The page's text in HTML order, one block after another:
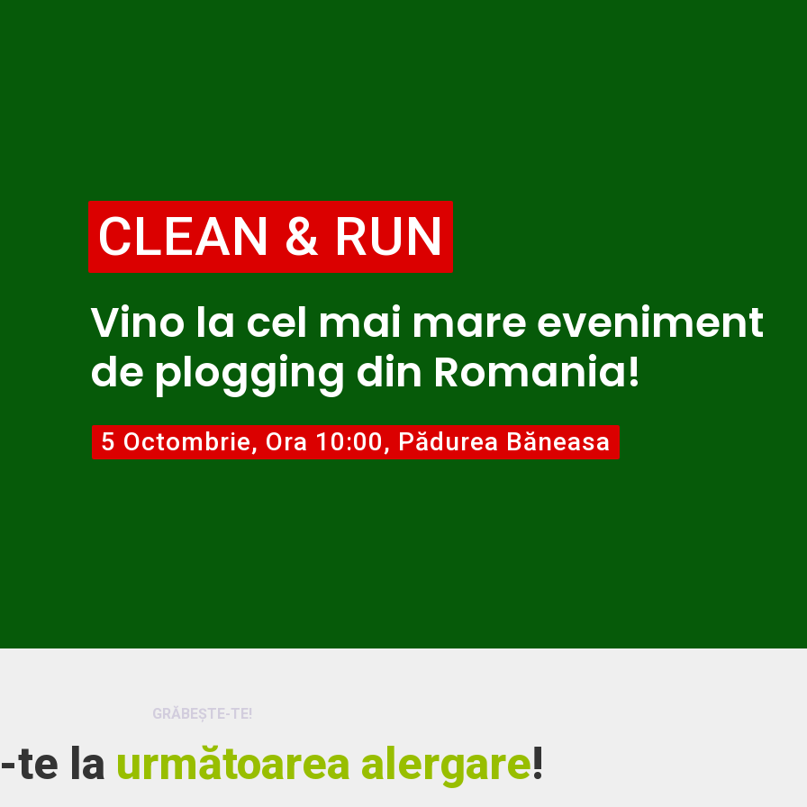
GRĂBEȘTE-TE!
te la următoarea alergare!